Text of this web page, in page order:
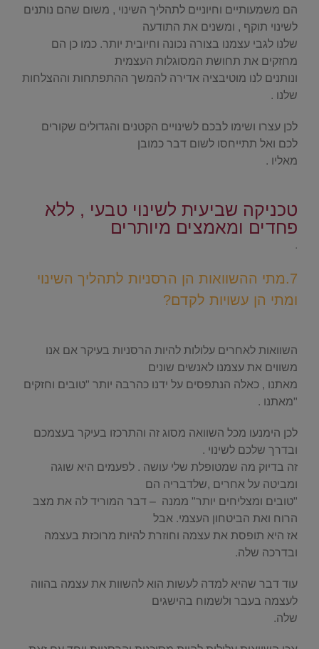
הם משמעותיים וחיוניים לתהליך השינוי , משום שהם נותנים
לשינוי תוקף , ומשנים את התודעה
שלנו לגבי עצמנו בצורה נכונה וחיובית יותר. כמו כן הם
מחזקים את תחושת המסוגלות העצמית
ונותנים לנו מוטיבציה אדירה להמשך ההתפתחות וההצלחות
שלנו .
לכן עצרו ושימו לבכם לשינויים הקטנים והגדולים שקורים
לכם ואל תתייחסו לשום דבר כמובן
מאליו .
טכניקה שביעית לשינוי טבעי , ללא
פחדים ומאמצים מיותרים
.
7.מתי ההשוואות הן הרסניות לתהליך השינוי
ומתי הן עשויות לקדם?
השוואות לאחרים עלולות להיות הרסניות בעיקר אם אנו
משווים את עצמנו לאנשים שונים
מאתנו , כאלה הנתפסים על ידנו כהרבה יותר "טובים וחזקים
"מאתנו .
לכן הימנעו מכל השוואה מסוג זה והתרכזו בעיקר בעצמכם
ובדרך שלכם לשינוי .
זה בדיוק מה שמטופלת שלי עושה . לפעמים היא שוגה
ומביטה על אחרים ,שלדבריה הם
"טובים ומצליחים יותר" ממנה – דבר המוריד לה את מצב
הרוח ואת הביטחון העצמי. אבל
אז היא תופסת את עצמה וחוזרת להיות מרוכזת בעצמה
ובדרכה שלה.
עוד דבר שהיא למדה לעשות הוא להשוות את עצמה בהווה
לעצמה בעבר ולשמוח בהישגים
שלה.